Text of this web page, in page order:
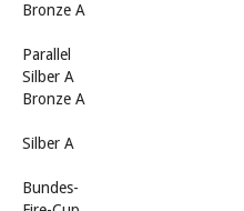
Bronze A
Parallel
Silber A
Bronze A
Silber A
Bundes-